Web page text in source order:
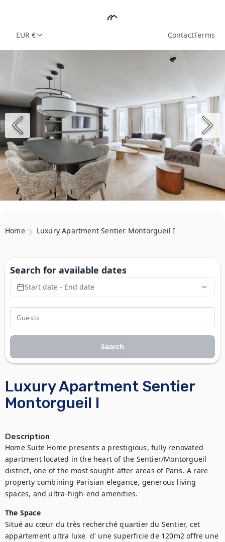
EUR € ContactTerms
Home Luxury Apartment Sentier Montorgueil I
Luxury Apartment Sentier
Montorgueil I
Description
Home Suite Home presents a prestigious, fully renovated
apartment located in the heart of the Sentier/Montorgueil
district, one of the most sought-after areas of Paris. A rare
property combining Parisian elegance, generous living
spaces, and ultra-high-end amenities.
The Space
Situé au cœur du très recherché quartier du Sentier, cet
appartement ultra luxe  d' une superficie de 120m2 offre une
Search for available dates
Start date - End date
Search